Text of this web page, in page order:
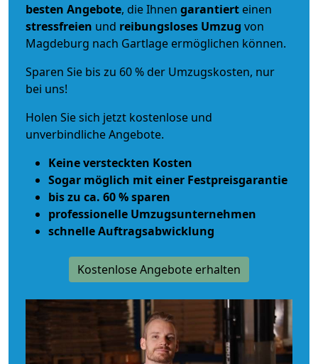
besten Angebote, die Ihnen garantiert einen
stressfreien und reibungsloses Umzug von
Magdeburg nach Gartlage ermöglichen können.
Sparen Sie bis zu 60 % der Umzugskosten, nur
bei uns!
Holen Sie sich jetzt kostenlose und
unverbindliche Angebote.
Keine versteckten Kosten
Sogar möglich mit einer Festpreisgarantie
bis zu ca. 60 % sparen
professionelle Umzugsunternehmen
schnelle Auftragsabwicklung
Kostenlose Angebote erhalten